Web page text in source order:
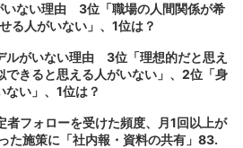
いない理由 3位「職場の人間関係が希
る人がいない」、1位は？
ルがいない理由 3位「理想的だと思え
できると思える人がいない」、2位「身
い」、1位は？
者フォローを受けた頻度、月1回以上が
施策に「社内報・資料の共有」83.